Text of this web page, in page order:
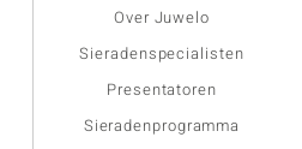
Over Juwelo
Sieradenspecialisten
Presentatoren
Sieradenprogramma